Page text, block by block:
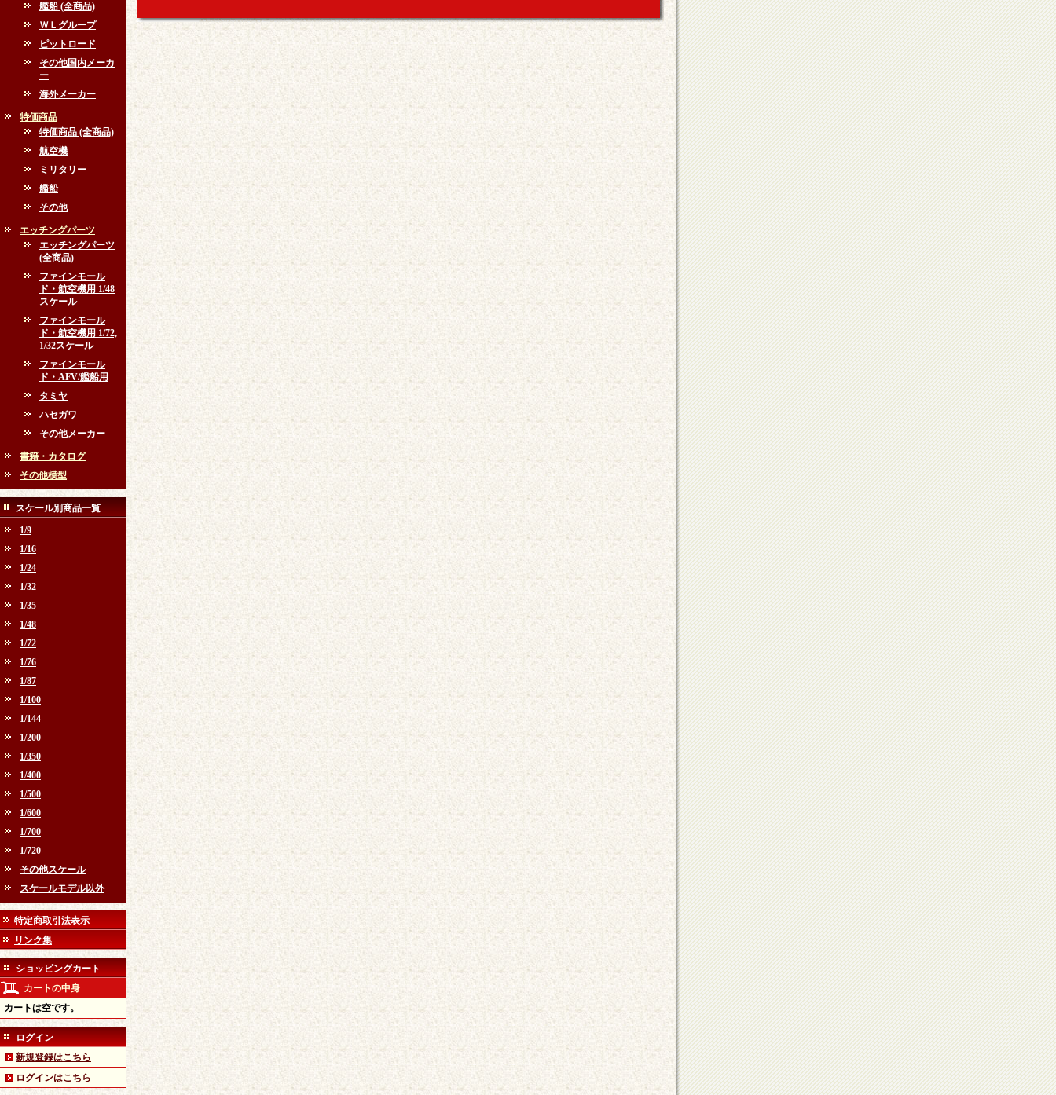
艦船 (全商品)
ＷＬグループ
ピットロード
その他国内メーカ
ー
海外メーカー
特価商品
特価商品 (全商品)
航空機
ミリタリー
艦船
その他
エッチングパーツ
エッチングパーツ
(全商品)
ファインモール
ド・航空機用 1/48
スケール
ファインモール
ド・航空機用 1/72,
1/32スケール
ファインモール
ド・AFV/艦船用
タミヤ
ハセガワ
その他メーカー
書籍・カタログ
その他模型
スケール別商品一覧
1/9
1/16
1/24
1/32
1/35
1/48
1/72
1/76
1/87
1/100
1/144
1/200
1/350
1/400
1/500
1/600
1/700
1/720
その他スケール
スケールモデル以外
特定商取引法表示
リンク集
ショッピングカート
カートの中身
カートは空です。
ログイン
新規登録はこちら
ログインはこちら